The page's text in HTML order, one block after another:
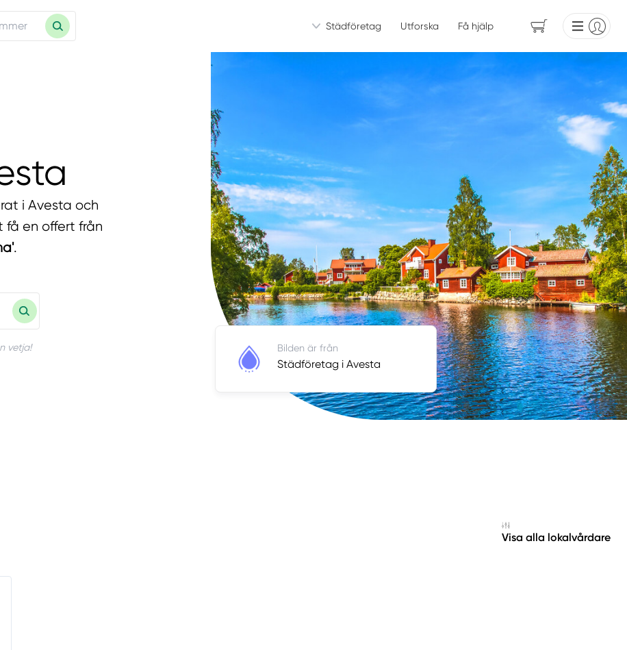
Städföretag Utforska Få hjälp
i Avesta och
få en offert från
.
vetja! Bilden är från
Städföretag i Avesta
Visa alla lokalvårdare